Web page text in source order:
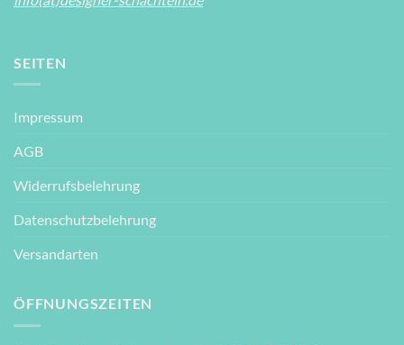
SEITEN
Impressum
AGB
Widerrufsbelehrung
Datenschutzbelehrung
Versandarten
ÖFFNUNGSZEITEN